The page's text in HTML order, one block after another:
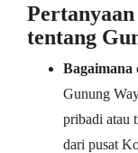
tentang
Bagaimana
Gunung
pribadi atau
dari pusat